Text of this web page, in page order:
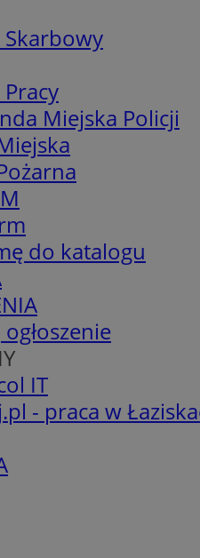
Skarbowy
Miejska Policji
do katalogu
IT
- praca w